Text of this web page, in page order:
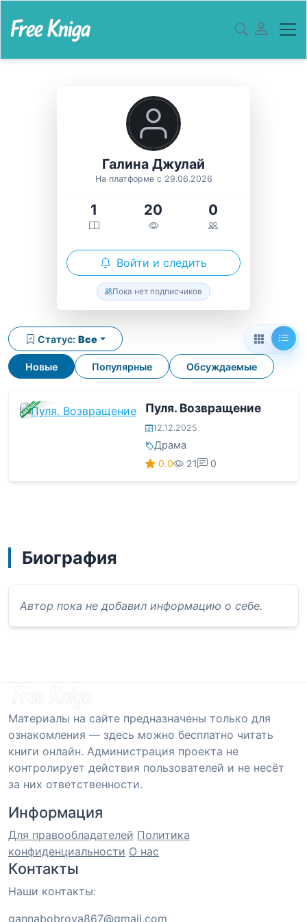
Галина Джулай
На платформе с 29.06.2026
1 20 0
Войти и следить
Пока нет подписчиков
Новые Популярные Обсуждаемые
Статус: Все
ЗАВЕРШЕНА Пуля. Возвращение
12.12.2025
Драма
0.0 21 0
Биография
Автор пока не добавил информацию о себе.
Материалы на сайте предназначены только для
ознакомления — здесь можно бесплатно читать
книги онлайн. Администрация проекта не
контролирует действия пользователей и не несёт
за них ответственности.
Информация
Для правообладателей Политика
конфиденциальности О нас
Контакты
Наши контакты:
gannabobrova867@gmail.com